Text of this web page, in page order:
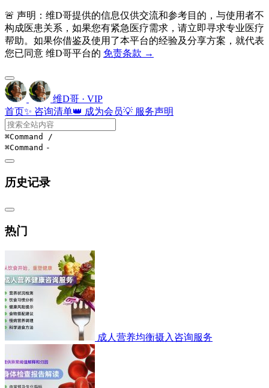
🚨 声明：维D哥提供的信息仅供交流和参考目的，与使用者不
构成医患关系，如果您有紧急医疗需求，请立即寻求专业医疗
帮助。如果你借鉴及使用了本平台的经验及分享方案，就代表
您已同意 维D哥平台的 免责条款 →
维D哥 · VIP
首页✨ 咨询清单👑 成为会员💡 服务声明
⌘Command /
⌘Command -
历史记录
热门
成人营养均衡摄入咨询服务